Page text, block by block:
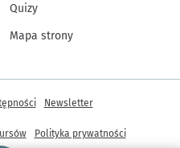
Quizy
Mapa strony
Newsletter
Polityka prywatności